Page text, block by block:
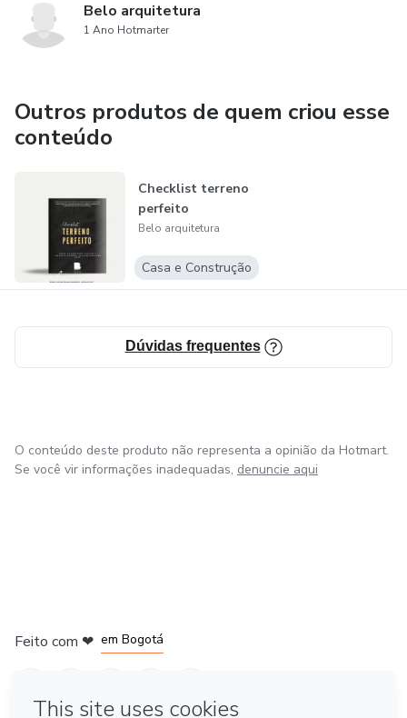
para transformar sua visão em realidade com soluções
inteligentes e práticas que otimizam custos e garantem a
Belo arquitetura
1 Ano Hotmarter
Outros produtos de quem criou esse
conteúdo
Checklist terreno
perfeito
Belo arquitetura
Casa e Construção
Dúvidas frequentes
O conteúdo deste produto não representa a opinião da Hotmart.
Se você vir informações inadequadas, denuncie aqui
Feito com ❤ em Bogotá